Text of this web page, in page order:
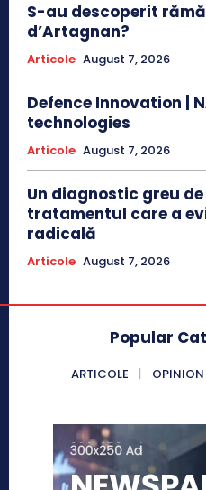
S-au descoperit
d’Artagnan?
Articole August 7, 2026
Defence Innovation |
technologies
Articole August 7, 2026
Un diagnostic greu
tratamentul care a
radicală
Articole August 7, 2026
Popular
ARTICOLE OPINION